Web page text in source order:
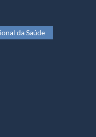
da Saúde